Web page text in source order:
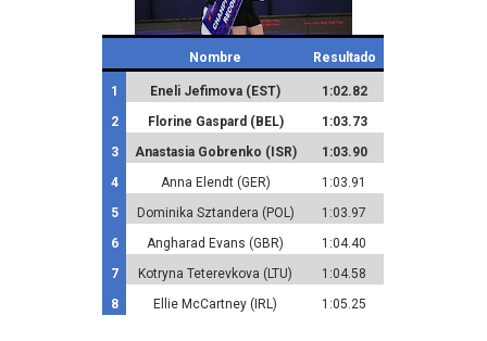
Nombre Resultado
1 Eneli Jefimova (EST)
1:02.82
2
Florine Gaspard (BEL)
1:03.73
3
Anastasia Gobrenko (ISR)
1:03.90
4
Anna Elendt (GER)
1:03.91
5
Dominika Sztandera (POL)
1:03.97
6
Angharad Evans (GBR)
1:04.40
7
Kotryna Teterevkova (LTU)
1:04.58
8
Ellie McCartney (IRL) 1:05.25